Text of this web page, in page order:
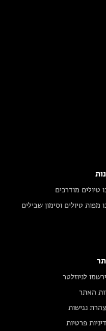
טיולים מודרכים
מפות טיולים וסימון שבילים
לניוזלטר
האתר
נגישות
פרטיות